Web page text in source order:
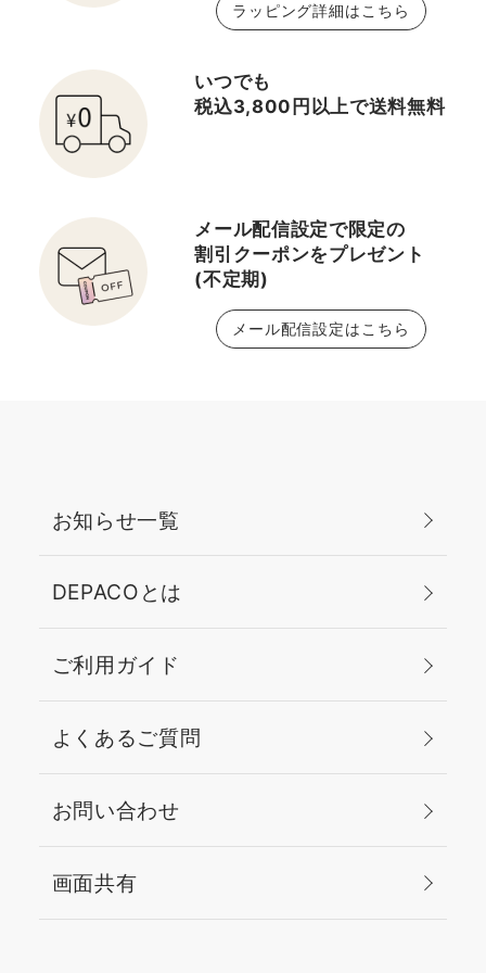
ラッピング詳細はこちら
いつでも
税込3,800円以上で送料無料
メール配信設定で限定の
割引クーポンをプレゼント
(不定期)
メール配信設定はこちら
お知らせ一覧
DEPACOとは
ご利用ガイド
よくあるご質問
お問い合わせ
画面共有